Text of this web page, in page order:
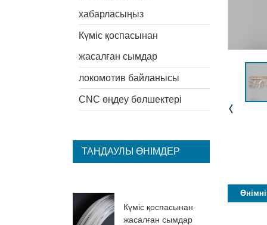
хабарласыңыз
Күміс қоспасынан
жасалған сымдар
локомотив байланысы
CNC өңдеу бөлшектері
ТАҢДАУЛЫ ӨНІМДЕР
Күміс қоспасынан
жасалған сымдар